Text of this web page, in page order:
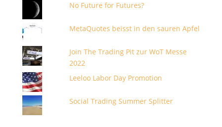
No Future for Futures?
MetaQuotes beisst in den sauren Apfel
Join The Trading Pit zur WoT Messe
2022
Leeloo Labor Day Promotion
Social Trading Summer Splitter